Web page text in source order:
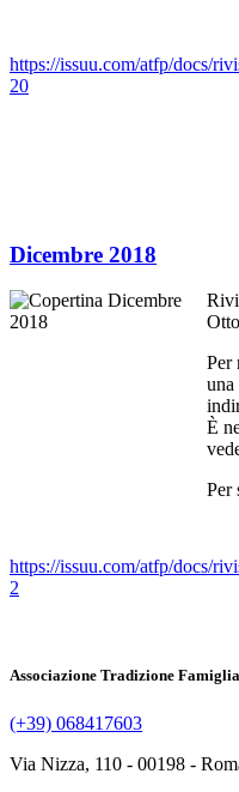
https://issuu.com/atfp/docs/
20
Dicembre 2018
Per
una
È
Per
https://issuu.com/atfp/docs/
2
Associazione Tradizione
(+39) 068417603
Via Nizza, 110 - 00198 -